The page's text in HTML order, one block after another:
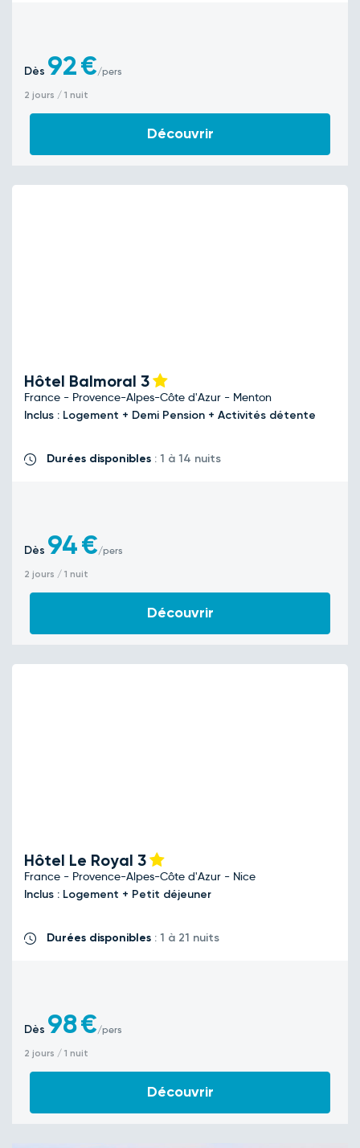
Dès 92€/pers
2 jours / 1 nuit
Découvrir
Hôtel Balmoral 3
France - Provence-Alpes-Côte d'Azur - Menton
Inclus : Logement + Demi Pension + Activités détente
Durées disponibles : 1 à 14 nuits
Dès 94€/pers
2 jours / 1 nuit
Découvrir
Hôtel Le Royal 3
France - Provence-Alpes-Côte d'Azur - Nice
Inclus : Logement + Petit déjeuner
Durées disponibles : 1 à 21 nuits
Dès 98€/pers
2 jours / 1 nuit
Découvrir